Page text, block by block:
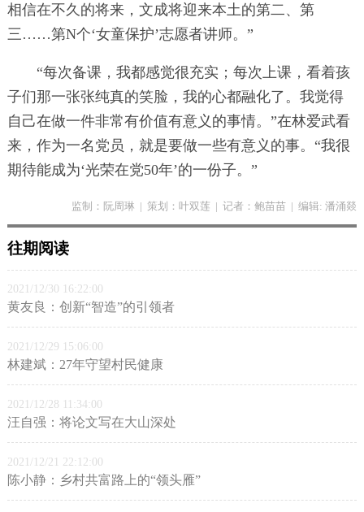
相信在不久的将来，文成将迎来本土的第二、第
三……第N个‘女童保护’志愿者讲师。”
“每次备课，我都感觉很充实；每次上课，看着孩
子们那一张张纯真的笑脸，我的心都融化了。我觉得
自己在做一件非常有价值有意义的事情。”在林爱武看
来，作为一名党员，就是要做一些有意义的事。“我很
期待能成为‘光荣在党50年’的一份子。”
监制：阮周琳 | 策划：叶双莲 | 记者：鲍苗苗 | 编辑: 潘涌燚
往期阅读
2021/12/30 16:22:00
黄友良：创新“智造”的引领者
2021/12/29 15:06:00
林建斌：27年守望村民健康
2021/12/28 11:34:00
汪自强：将论文写在大山深处
2021/12/21 22:12:00
陈小静：乡村共富路上的“领头雁”